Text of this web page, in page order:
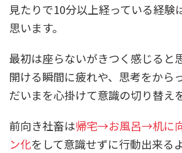
見たりで10分以上経っている経験
思います。
最初は座らないがきつく感じると
開ける瞬間に疲れや、思考をから
だいまを心掛けて意識の切り替え
前向き社畜は帰宅→お風呂→机に
ン化をして意識せずに行動出来る